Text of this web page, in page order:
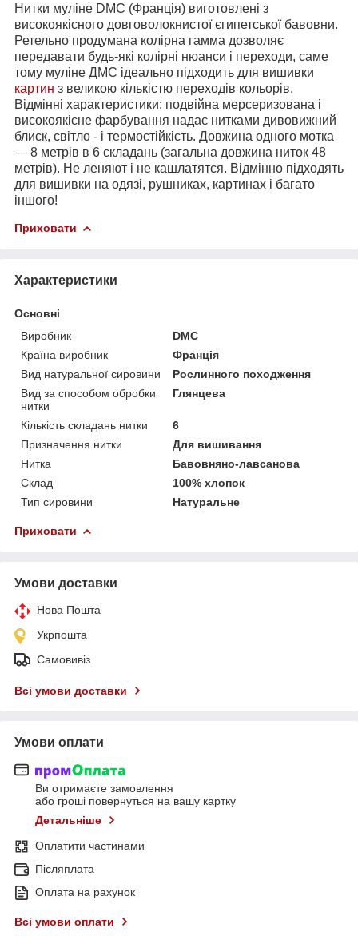
Нитки муліне DMC (Франція) виготовлені з
високоякісного довговолокнистої єгипетської бавовни.
Ретельно продумана колірна гамма дозволяє
передавати будь-які колірні нюанси і переходи, саме
тому муліне ДМС ідеально підходить для вишивки
картин з великою кількістю переходів кольорів.
Відмінні характеристики: подвійна мерсеризована і
високоякісне фарбування надає нитками дивовижний
блиск, світло - і термостійкість. Довжина одного мотка
― 8 метрів в 6 складань (загальна довжина ниток 48
метрів). Не леняют і не кашлатятся. Відмінно підходять
для вишивки на одязі, рушниках, картинах і багато
іншого!
Приховати
Характеристики
Основні
Виробник
DMC
Країна виробник
Франція
Вид натуральної сировини
Рослинного походження
Вид за способом обробки
нитки
Глянцева
Кількість складань нитки
6
Призначення нитки
Для вишивання
Нитка
Бавовняно-лавсанова
Склад
100% хлопок
Тип сировини
Натуральне
Приховати
Умови доставки
Нова Пошта
Укрпошта
Самовивіз
Всі умови доставки
Умови оплати
Ви отримаєте замовлення
або гроші повернуться на вашу картку
Детальніше
Оплатити частинами
Післяплата
Оплата на рахунок
Всі умови оплати